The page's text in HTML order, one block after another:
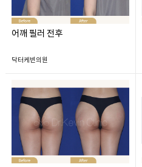
어깨 필러 전후
닥터케빈의원